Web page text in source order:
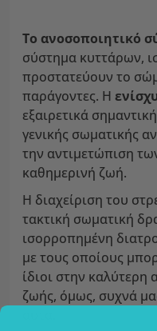
Το ανοσοποιητικό
σύστημα κυττάρων,
προστατεύουν το
παράγοντες. Η
εξαιρετικά
γενικής σωματικής
την αντιμετώπιση
καθημερινή ζωή.
Η διαχείριση του
τακτική σωματική
ισορροπημένη
με τους οποίους
ίδιοι στην
ζωής, όμως, συχνά